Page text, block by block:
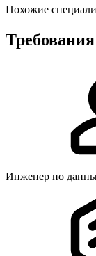
Похожие
Требования
Инженер по